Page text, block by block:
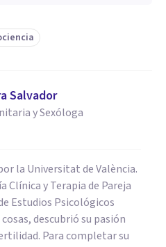
Salvador
y Sexóloga
la Universitat de València.
Clínica y Terapia de Pareja
Estudios Psicológicos
descubrió su pasión
Para completar su